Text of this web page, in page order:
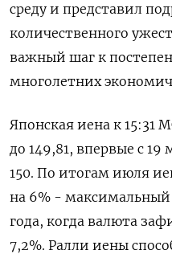
среду и представил
количественного
важный шаг к
многолетних
Японская иена к 15:31
до 149,81, впервые с 19
150. По итогам июля
на 6% - максимальный
года, когда валюта
7,2%. Ралли иены